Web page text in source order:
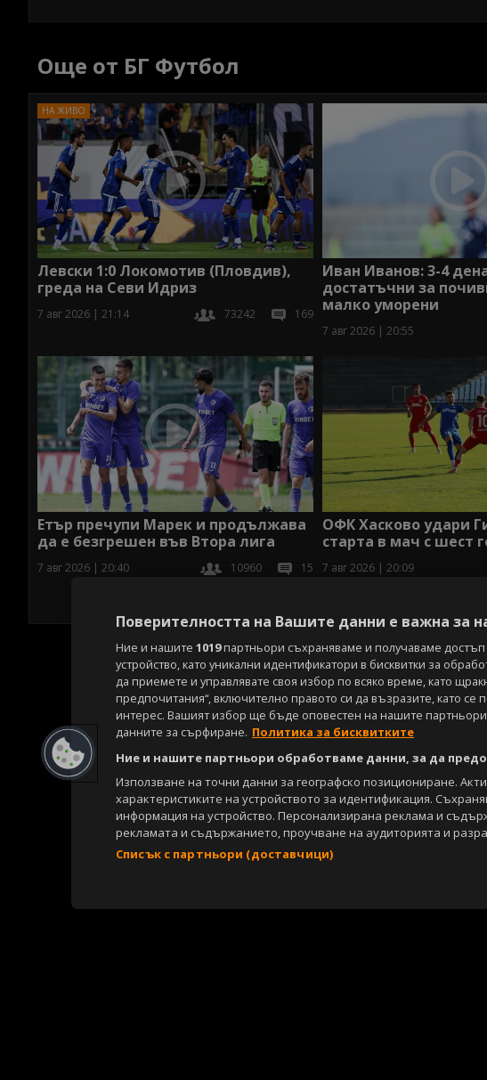
Още от БГ Футбол
Левски 1:0 Локомотив (Пловдив),
греда на Севи Идриз
7 авг 2026 | 21:14 73242 169
Иван Иванов: 3-4
достатъчни за
малко уморени
7 авг 2026 | 20:55
Етър пречупи Марек и продължава
да е безгрешен във Втора лига
7 авг 2026 | 20:40 10960 15
ОФК Хасково удари
старта в мач с шест
7 авг 2026 | 20:09
Поверителността на Вашите данни е важна за
Ние и нашите 1019партньори съхраняваме и получаваме
устройство, като уникални идентификатори в бисквитки за
да приемете и управлявате своя избор по всяко време, като
предпочитания“, включително правото си да възразите, като се
интерес. Вашият избор ще бъде оповестен на нашите
данните за сърфиране. Политика за бисквитките
Ние и нашите партньори обработваме данни, за да
Използване на точни данни за географско позициониране.
характеристиките на устройството за идентификация.
информация на устройство. Персонализирана реклама и
рекламата и съдържанието, проучване на аудиторията и
Списък с партньори (доставчици)